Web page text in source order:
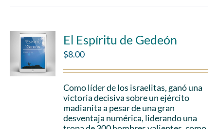
El Espíritu de Gedeón
$8.00
Como líder de los israelitas, ganó una
victoria decisiva sobre un ejército
madianita a pesar de una gran
desventaja numérica, liderando una